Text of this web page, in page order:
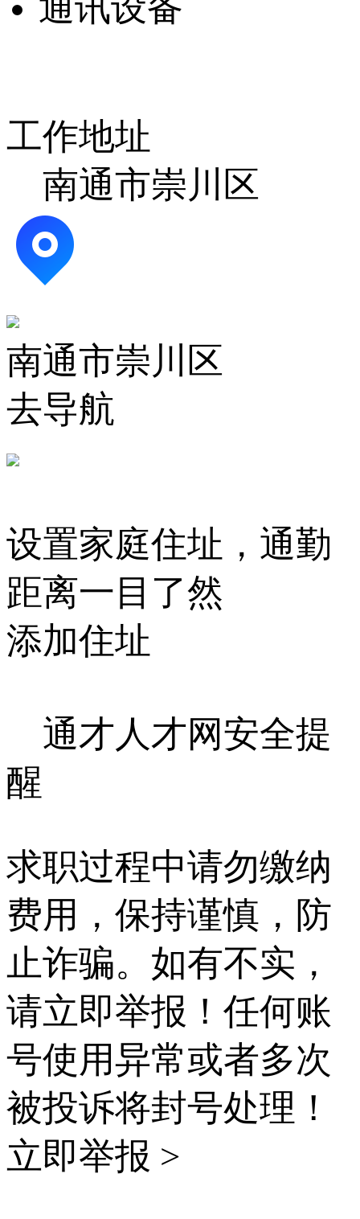
工作地址
南通市崇川区
南通市崇川区
去导航
设置家庭住址，通勤
距离一目了然
添加住址
通才人才网安全提
醒
求职过程中请勿缴纳
费用，保持谨慎，防
止诈骗。如有不实，
请立即举报！任何账
号使用异常或者多次
被投诉将封号处理！
立即举报 >